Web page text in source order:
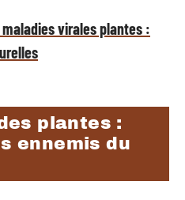
virales plantes :
plantes :
ennemis du